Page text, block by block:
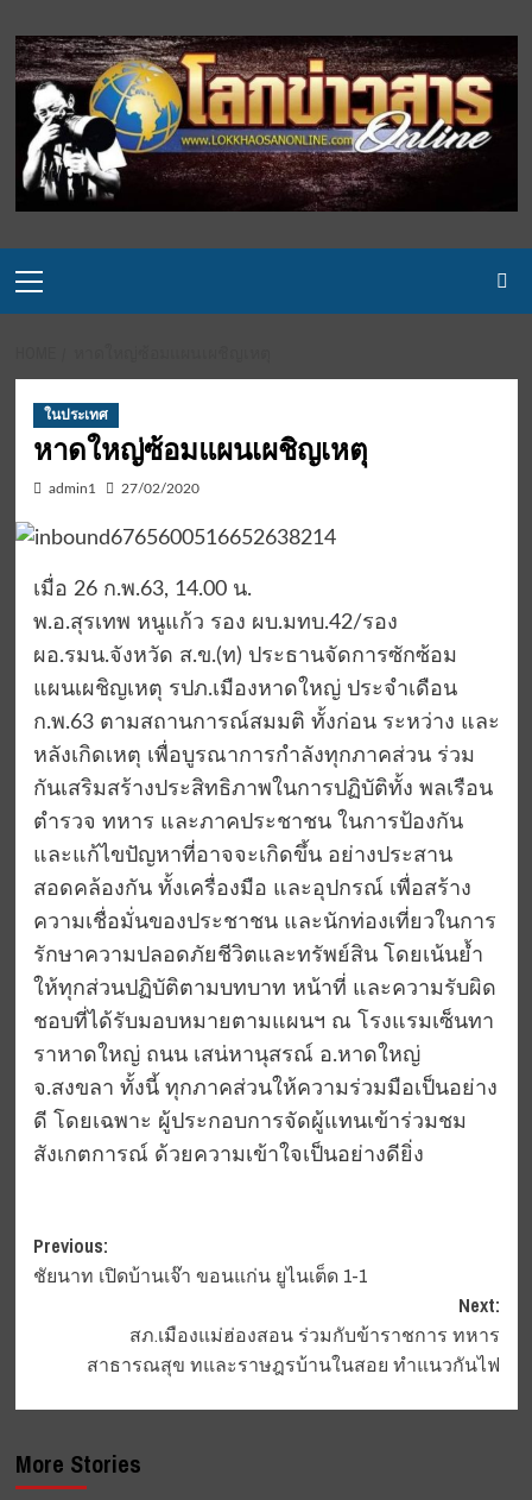
to
content
Menu
ในประเทศ
หาดใหญ่ซ้อมแผนเผชิญเหตุ
admin1 27/02/2020
เมื่อ 26 ก.พ.63, 14.00 น.
พ.อ.สุรเทพ หนูแก้ว รอง ผบ.มทบ.42/รอง
ผอ.รมน.จังหวัด ส.ข.(ท) ประธานจัดการซักซ้อม
แผนเผชิญเหตุ รปภ.เมืองหาดใหญ่ ประจำเดือน
ก.พ.63 ตามสถานการณ์สมมติ ทั้งก่อน ระหว่าง และ
หลังเกิดเหตุ เพื่อบูรณาการกำลังทุกภาคส่วน ร่วม
กันเสริมสร้างประสิทธิภาพในการปฏิบัติทั้ง พลเรือน
ตำรวจ ทหาร และภาคประชาชน ในการป้องกัน
และแก้ไขปัญหาที่อาจจะเกิดขึ้น อย่างประสาน
สอดคล้องกัน ทั้งเครื่องมือ และอุปกรณ์ เพื่อสร้าง
ความเชื่อมั่นของประชาชน และนักท่องเที่ยวในการ
รักษาความปลอดภัยชีวิตและทรัพย์สิน โดยเน้นย้ำ
ให้ทุกส่วนปฏิบัติตามบทบาท หน้าที่ และความรับผิด
ชอบที่ได้รับมอบหมายตามแผนฯ ณ โรงแรมเซ็นทา
ราหาดใหญ่ ถนน เสน่หานุสรณ์ อ.หาดใหญ่
จ.สงขลา ทั้งนี้ ทุกภาคส่วนให้ความร่วมมือเป็นอย่าง
ดี โดยเฉพาะ ผู้ประกอบการจัดผู้แทนเข้าร่วมชม
สังเกตการณ์ ด้วยความเข้าใจเป็นอย่างดียิ่ง
Post
navigation
Previous:
ชัยนาท เปิดบ้านเจ๊า ขอนแก่น ยูไนเต็ด 1-1
Next:
สภ.เมืองแม่ฮ่องสอน ร่วมกับข้าราชการ ทหาร
สาธารณสุข ทและราษฎรบ้านในสอย ทำแนวกันไฟ
More Stories